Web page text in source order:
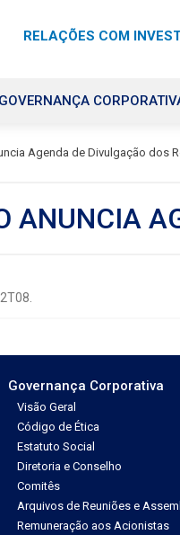
RELAÇÕES COM
GOVERNANÇA
Agenda de Divulgação dos
ANUNCIA
Governança Corporativa
Visão Geral
Código de Ética
Estatuto Social
Diretoria e Conselho
Comitês
Arquivos de Reuniões e
Remuneração aos Acionistas